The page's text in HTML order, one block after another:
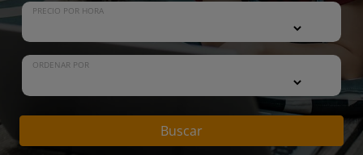
PRECIO POR HORA
ORDENAR POR
Buscar